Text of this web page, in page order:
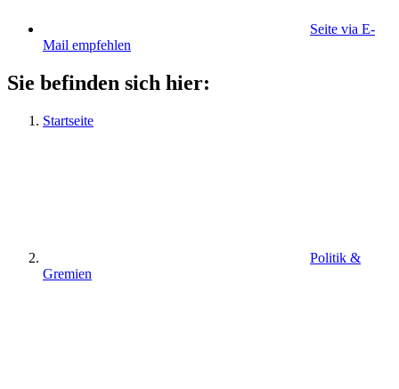
Seite via E-
Mail empfehlen
Sie befinden sich hier:
Startseite
Politik &
Gremien